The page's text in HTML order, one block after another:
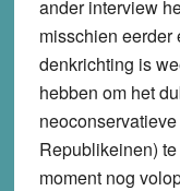
ander interview
misschien eerder
denkrichting is
hebben om het
Republikeinen)
moment nog